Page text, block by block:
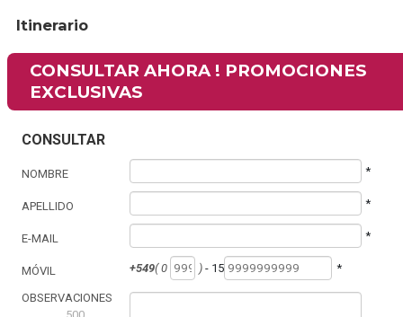
Itinerario
CONSULTAR AHORA ! PROMOCIONES
EXCLUSIVAS